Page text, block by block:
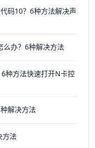
码10？6种方法解决声
么办？6种解决方法
种方法快速打开N卡控
解决方法
方法